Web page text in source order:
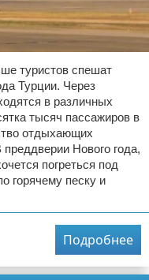
туристов спешат
Турции. Через
в различных
тысяч пассажиров в
отдыхающих
Нового года,
погреться под
горячему песку и
Подробнее